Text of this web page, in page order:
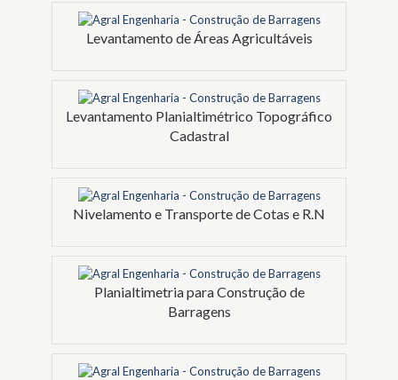
Levantamento de Áreas Agricultáveis
Levantamento Planialtimétrico Topográfico
Cadastral
Nivelamento e Transporte de Cotas e R.N
Planialtimetria para Construção de
Barragens